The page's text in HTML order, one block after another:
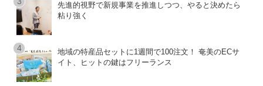
先進的視野で新規事業を推進しつつ、やると決めたら
粘り強く
地域の特産品セットに1週間で100注文！ 奄美のECサ
イト、ヒットの鍵はフリーランス